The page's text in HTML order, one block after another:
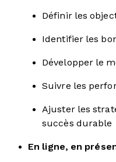
Définir les
Identifier les
Développer le
Suivre les
Ajuster les
succès durable
En ligne, en